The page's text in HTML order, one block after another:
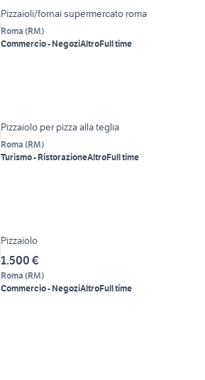
Pizzaioli/fornai supermercato roma
Roma (RM)
Commercio - NegoziAltroFull time
Pizzaiolo per pizza alla teglia
Roma (RM)
Turismo - RistorazioneAltroFull time
Pizzaiolo
1.500 €
Roma (RM)
Commercio - NegoziAltroFull time